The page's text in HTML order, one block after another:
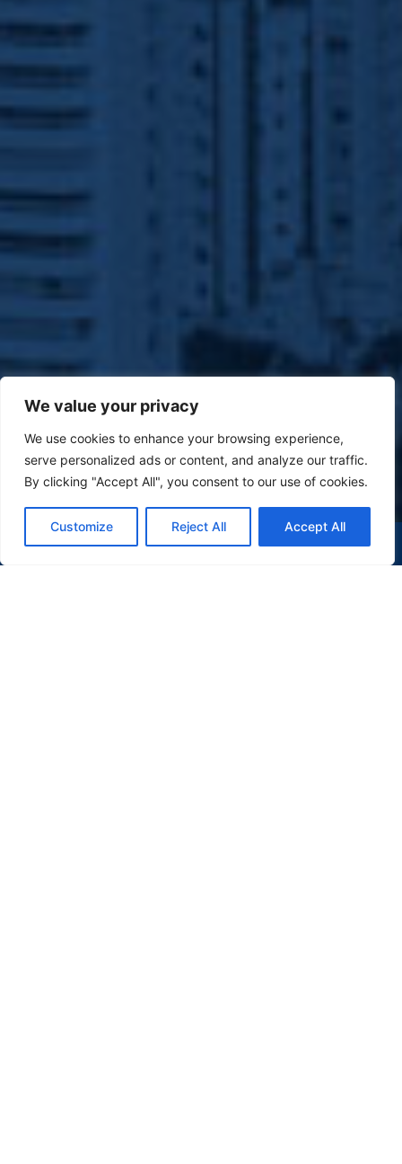
We value your privacy
We use cookies to enhance your browsing experience,
serve personalized ads or content, and analyze our traffic.
By clicking "Accept All", you consent to our use of cookies.
Customize Reject All Accept All
(47) 9 9977-7630